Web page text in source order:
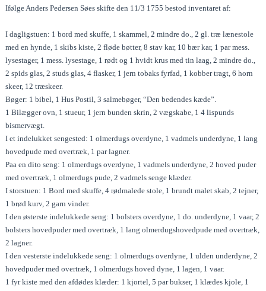
Ifølge Anders Pedersen Søes skifte den 11/3 1755 bestod inventaret af:
I dagligstuen: 1 bord med skuffe, 1 skammel, 2 mindre do., 2 gl. træ lænestole
med en hynde, 1 skibs kiste, 2 fløde bøtter, 8 stav kar, 10 bær kar, 1 par mess.
lysestager, 1 mess. lysestage, 1 rødt og 1 hvidt krus med tin laag, 2 mindre do.,
2 spids glas, 2 studs glas, 4 flasker, 1 jern tobaks fyrfad, 1 kobber tragt, 6 horn
skeer, 12 træskeer.
Bøger: 1 bibel, 1 Hus Postil, 3 salmebøger, “Den bedendes kæde”.
1 Bilægger ovn, 1 stueur, 1 jern bunden skrin, 2 vægskabe, 1 4 lispunds
bismervægt.
I et indelukket sengested: 1 olmerdugs overdyne, 1 vadmels underdyne, 1 lang
hovedpude med overtræk, 1 par lagner.
Paa en dito seng: 1 olmerdugs overdyne, 1 vadmels underdyne, 2 hoved puder
med overtræk, 1 olmerdugs pude, 2 vadmels senge klæder.
I storstuen: 1 Bord med skuffe, 4 rødmalede stole, 1 brundt malet skab, 2 tejner,
1 brød kurv, 2 garn vinder.
I den østerste indelukkede seng: 1 bolsters overdyne, 1 do. underdyne, 1 vaar, 2
bolsters hovedpuder med overtræk, 1 lang olmerdugshovedpude med overtræk,
2 lagner.
I den vesterste indelukkede seng: 1 olmerdugs overdyne, 1 ulden underdyne, 2
hovedpuder med overtræk, 1 olmerdugs hoved dyne, 1 lagen, 1 vaar.
1 fyr kiste med den afdødes klæder: 1 kjortel, 5 par bukser, 1 klædes kjole, 1